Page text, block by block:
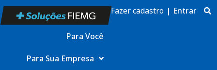
Para Você
Para Sua Empresa
Fazer cadastro | Entrar